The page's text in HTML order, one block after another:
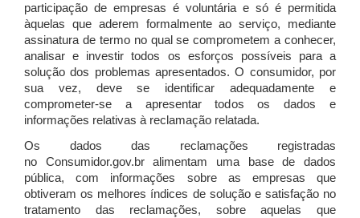
participação de empresas é voluntária e só é permitida
àquelas que aderem formalmente ao serviço, mediante
assinatura de termo no qual se comprometem a conhecer,
analisar e investir todos os esforços possíveis para a
solução dos problemas apresentados. O consumidor, por
sua vez, deve se identificar adequadamente e
comprometer-se a apresentar todos os dados e
informações relativas à reclamação relatada.
Os dados das reclamações registradas
no Consumidor.gov.br alimentam uma base de dados
pública, com informações sobre as empresas que
obtiveram os melhores índices de solução e satisfação no
tratamento das reclamações, sobre aquelas que